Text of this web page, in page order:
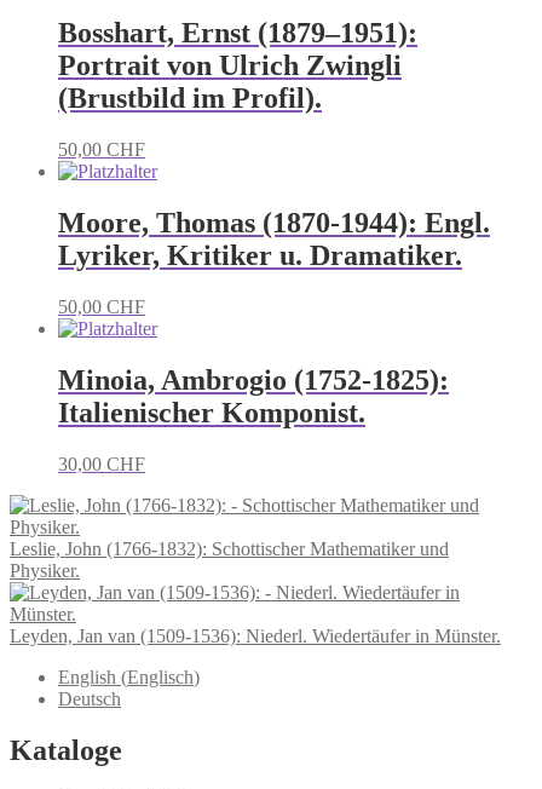
Bosshart, Ernst (1879–1951):
Portrait von Ulrich Zwingli
(Brustbild im Profil).
50,00 CHF
Moore, Thomas (1870-1944): Engl.
Lyriker, Kritiker u. Dramatiker.
50,00 CHF
Minoia, Ambrogio (1752-1825):
Italienischer Komponist.
30,00 CHF
Leslie, John (1766-1832): Schottischer Mathematiker und
Physiker.
Leyden, Jan van (1509-1536): Niederl. Wiedertäufer in Münster.
English (Englisch)
Deutsch
Kataloge